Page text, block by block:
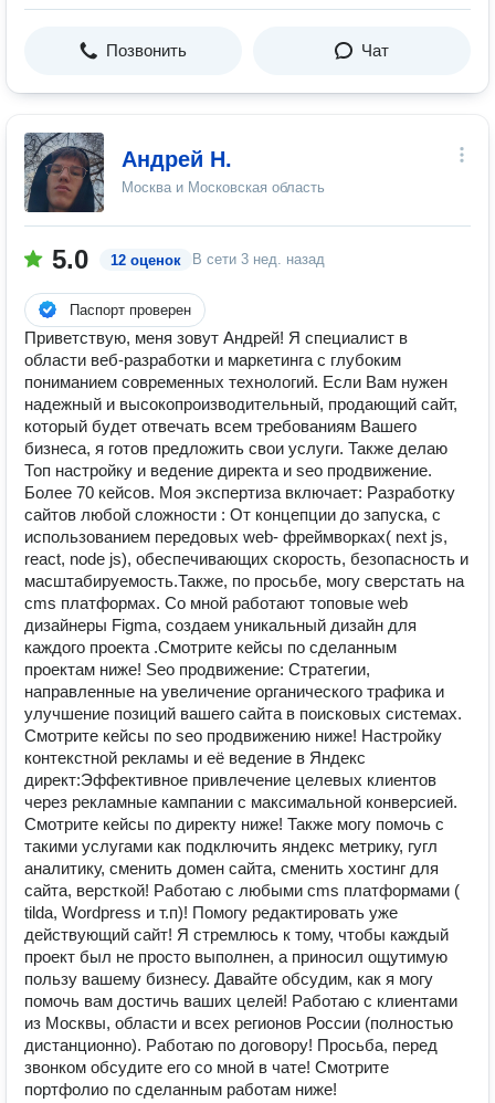
Позвонить Чат
Андрей Н.
Москва и Московская область
5.0 12 оценок В сети 3 нед. назад
Паспорт проверен
Приветствую, меня зовут Андрей! Я специалист в
области веб-разработки и маркетинга с глубоким
пониманием современных технологий. Если Вам нужен
надежный и высокопроизводительный, продающий сайт,
который будет отвечать всем требованиям Вашего
бизнеса, я готов предложить свои услуги. Также делаю
Топ настройку и ведение директа и seo продвижение.
Более 70 кейсов. Моя экспертиза включает: Разработку
сайтов любой сложности : От концепции до запуска, с
использованием передовых web- фреймворках( next js,
react, node js), обеспечивающих скорость, безопасность и
масштабируемость.Также, по просьбе, могу сверстать на
cms платформах. Со мной работают топовые web
дизайнеры Figma, создаем уникальный дизайн для
каждого проекта .Смотрите кейсы по сделанным
проектам ниже! Seo продвижение: Стратегии,
направленные на увеличение органического трафика и
улучшение позиций вашего сайта в поисковых системах.
Смотрите кейсы по seo продвижению ниже! Настройку
контекстной рекламы и её ведение в Яндекс
директ:Эффективное привлечение целевых клиентов
через рекламные кампании с максимальной конверсией.
Смотрите кейсы по директу ниже! Также могу помочь с
такими услугами как подключить яндекс метрику, гугл
аналитику, сменить домен сайта, сменить хостинг для
сайта, версткой! Работаю с любыми cms платформами (
tilda, Wordpress и т.п)! Помогу редактировать уже
действующий сайт! Я стремлюсь к тому, чтобы каждый
проект был не просто выполнен, а приносил ощутимую
пользу вашему бизнесу. Давайте обсудим, как я могу
помочь вам достичь ваших целей! Работаю с клиентами
из Москвы, области и всех регионов России (полностью
дистанционно). Работаю по договору! Просьба, перед
звонком обсудите его со мной в чате! Смотрите
портфолио по сделанным работам ниже!